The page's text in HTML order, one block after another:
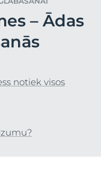
– Ādas
notiek visos